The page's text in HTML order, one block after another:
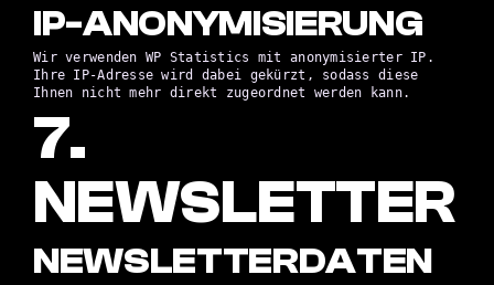
IP-ANONYMISIERUNG
Wir verwenden WP Statistics mit anonymisierter IP.
Ihre IP-Adresse wird dabei gekürzt, sodass diese
Ihnen nicht mehr direkt zugeordnet werden kann.
7.
NEWSLETTER
NEWSLETTER­DATEN